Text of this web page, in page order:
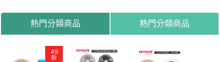
熱門分類商品 熱門分類商品
49
折
82
折